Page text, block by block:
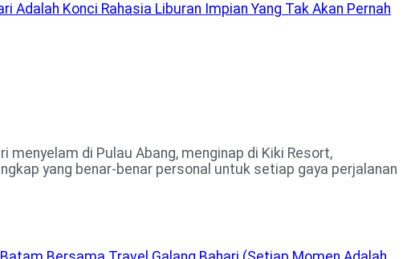
Adalah Konci Rahasia Liburan Impian Yang Tak Akan Pernah
menyelam di Pulau Abang, menginap di Kiki Resort,
yang benar-benar personal untuk setiap gaya perjalanan